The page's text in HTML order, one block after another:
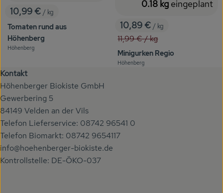
, Preis:
10,99 € / kg
Tomaten rund aus
Höhenberg
, Herkunft:
Höhenberg
, Preis:
10,89 € / kg
, Alter Preis:
11,99 €/ kg
Minigurken Regio
, Herkunft:
Höhenberg
0.18 kg eingeplant
Kontakt
Höhenberger Biokiste GmbH
Gewerbering 5
84149 Velden an der Vils
Telefon Lieferservice: 08742 96541 0
Telefon Biomarkt: 08742 9654117
info@hoehenberger-biokiste.de
Kontrollstelle: DE-ÖKO-037